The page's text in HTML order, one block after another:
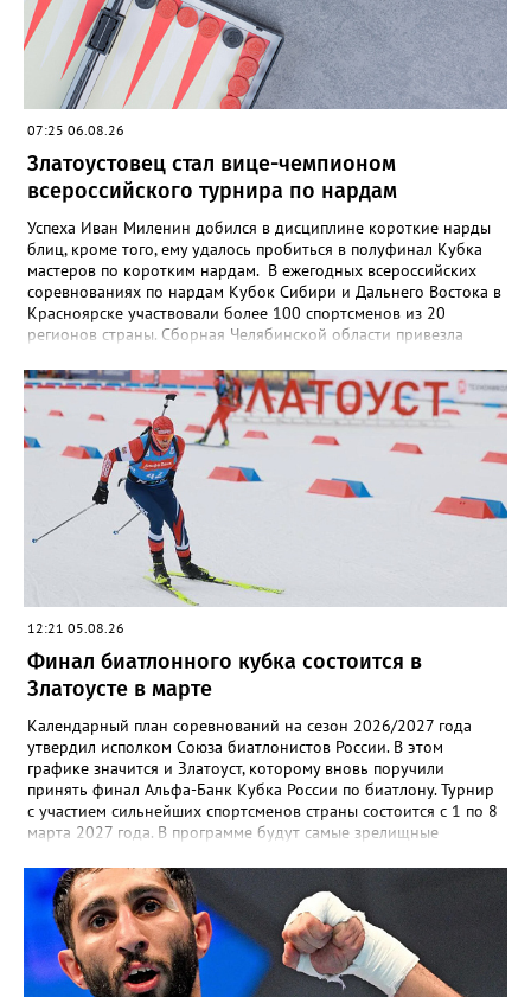
07:25 06.08.26
Златоустовец стал вице-чемпионом
всероссийского турнира по нардам
Успеха Иван Миленин добился в дисциплине короткие нарды
блиц, кроме того, ему удалось пробиться в полуфинал Кубка
мастеров по коротким нардам. В ежегодных всероссийских
соревнованиях по нардам Кубок Сибири и Дальнего Востока в
Красноярске участвовали более 100 спортсменов из 20
регионов страны. Сборная Челябинской области привезла
земляк, это три золота Ксении Нагаевой и Екатерины
Дроздовой из Челябинска, бронза представительницы Миасса
Ирины Зобковой и челябинца Сергея Лютова. Ещё одну
бронзу в общую копилку положила чемпионка турнира
Екатерина Дроздова.
12:21 05.08.26
Финал биатлонного кубка состоится в
Златоусте в марте
Календарный план соревнований на сезон 2026/2027 года
утвердил исполком Союза биатлонистов России. В этом
графике значится и Златоуст, которому вновь поручили
принять финал Альфа-Банк Кубка России по биатлону. Турнир
с участием сильнейших спортсменов страны состоится с 1 по 8
марта 2027 года. В программе будут самые зрелищные